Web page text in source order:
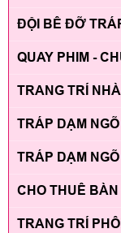
ĐỘI BÊ ĐỠ
QUAY PHIM -
TRANG TRÍ
TRÁP DẠM
TRÁP DẠM
CHO THUÊ BÀN
TRANG TRÍ